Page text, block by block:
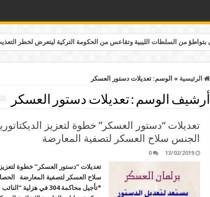
من السلطات الليبية وتقاعس من الحكومة التركية ليتعرض لخطر
الرئيسية » الوسم:تعديلات دستور العسكر
أرشيف الوسم :تعديلات دستور العسكر
الجنس سلاح العسكر لتصفية المعارضة
13/02/2019
0
سلاح العسكر لتصفية المعارضة